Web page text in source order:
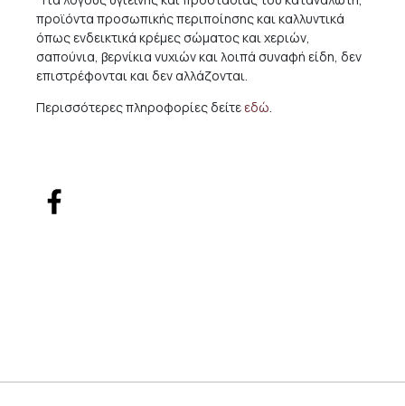
προϊόντα προσωπικής περιποίησης και καλλυντικά
όπως ενδεικτικά κρέμες σώματος και χεριών,
σαπούνια, βερνίκια νυχιών και λοιπά συναφή είδη, δεν
επιστρέφονται και δεν αλλάζονται.
Περισσότερες πληροφορίες δείτε εδώ.